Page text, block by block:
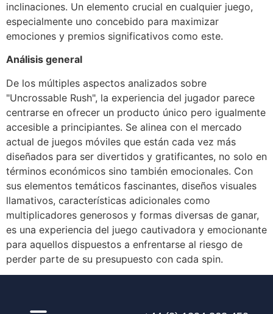
inclinaciones. Un elemento crucial en cualquier juego,
especialmente uno concebido para maximizar
emociones y premios significativos como este.
Análisis general
De los múltiples aspectos analizados sobre
"Uncrossable Rush", la experiencia del jugador parece
centrarse en ofrecer un producto único pero igualmente
accesible a principiantes. Se alinea con el mercado
actual de juegos móviles que están cada vez más
diseñados para ser divertidos y gratificantes, no solo en
términos económicos sino también emocionales. Con
sus elementos temáticos fascinantes, diseños visuales
llamativos, características adicionales como
multiplicadores generosos y formas diversas de ganar,
es una experiencia del juego cautivadora y emocionante
para aquellos dispuestos a enfrentarse al riesgo de
perder parte de su presupuesto con cada spin.